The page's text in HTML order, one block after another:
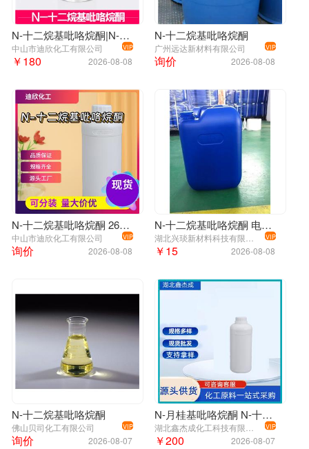
[ 更多 ]：
1. 性状：未确定
3. 相对蒸汽密度（g/mL,空气=1）：未确定
4. 熔点（℃）：未确定
5. 沸点（℃,常压）：未确定
6. 沸点（℃,11mmHg）：202-205
7. 折射率（n20/D）：1.466
8. 闪点（℃）：> 110
9. 比旋光度（º ）：未确定
10. 自燃点或引燃温度（℃）：未确定
11. 蒸气压（hPa,21.1℃）：未确定
12. 饱和蒸气压（kPa,114.4 ℃）：未确定
14. 临界温度（℃）：未确定
15. 临界压力（MPa）：未确定
16. 油水（辛醇/水）分配系数的对数值：未确定
17. 爆炸上限（%,V/V）：未确定
18. 爆炸下限（%,V/V）：未确定
19. 溶解性：未确定
N-十二烷基吡咯烷酮|N-月桂基吡咯烷酮
中山市迪欣化工有限公司 VIP
2026-08-08
￥180
N-十二烷基吡咯烷酮
广州远达新材料有限公司 VIP
2026-08-08
询价
N-十二烷基吡咯烷酮 2687-96-9 应用介绍
中山市迪欣化工有限公司 VIP
2026-08-08
询价
N-十二烷基吡咯烷酮 电子涂层的剥落剂 2687-96-9
VIP
2026-08-08
￥15
N-十二烷基吡咯烷酮
佛山贝司化工有限公司 VIP
2026-08-07
询价
N-月桂基吡咯烷酮 N-十二烷基吡咯烷酮 表面活性剂
VIP
2026-08-07
￥200